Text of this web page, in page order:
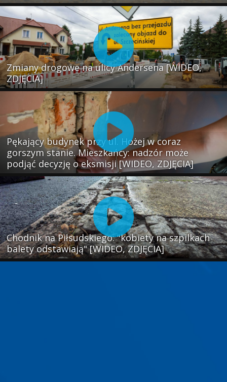
Zmiany drogowe na ulicy Andersena [WIDEO,
ZDJĘCIA]
Pękający budynek przy ul. Hożej w coraz
gorszym stanie. Mieszkańcy: nadzór może
podjąć decyzję o eksmisji [WIDEO, ZDJĘCIA]
Chodnik na Piłsudskiego: "kobiety na szpilkach
balety odstawiają" [WIDEO, ZDJĘCIA]